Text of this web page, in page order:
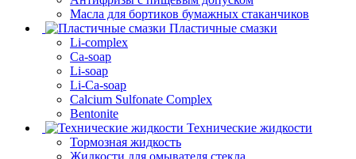
Масла для бортиков бумажных стаканчиков
Пластичные смазки
Li-complex
Ca-soap
Li-soap
Li-Ca-soap
Calcium Sulfonate Complex
Bentonite
Технические жидкости
Тормозная жидкость
Жидкости для омывателя стекла